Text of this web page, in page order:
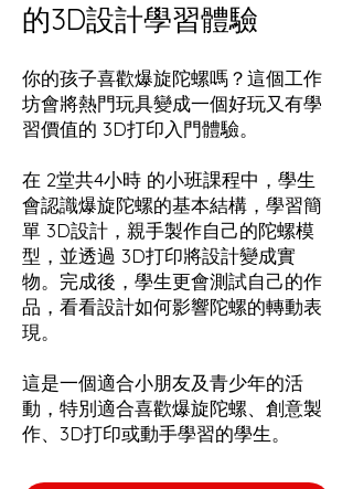
的3D設計學習體驗
你的孩子喜歡爆旋陀螺嗎？這個工作
坊會將熱門玩具變成一個好玩又有學
習價值的 3D打印入門體驗。
在 2堂共4小時 的小班課程中，學生
會認識爆旋陀螺的基本結構，學習簡
單 3D設計，親手製作自己的陀螺模
型，並透過 3D打印將設計變成實
物。完成後，學生更會測試自己的作
品，看看設計如何影響陀螺的轉動表
現。
這是一個適合小朋友及青少年的活
動，特別適合喜歡爆旋陀螺、創意製
作、3D打印或動手學習的學生。